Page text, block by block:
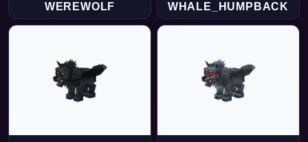
WEREWOLF WHALE_HUMPBACK